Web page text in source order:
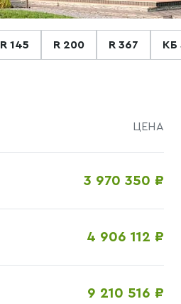
R 145 R 200 R 367 КБ
ЦЕНА
3 970 350 ₽
4 906 112 ₽
9 210 516 ₽